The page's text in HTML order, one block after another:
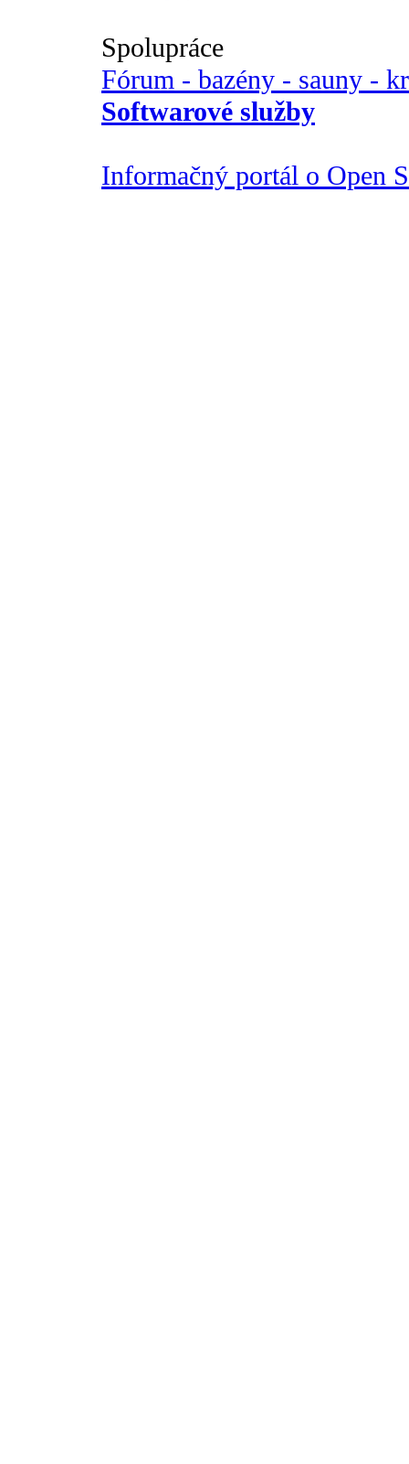
Spolupráce
Fórum - bazény - sauny -
Softwarové služby
Informačný portál o Open